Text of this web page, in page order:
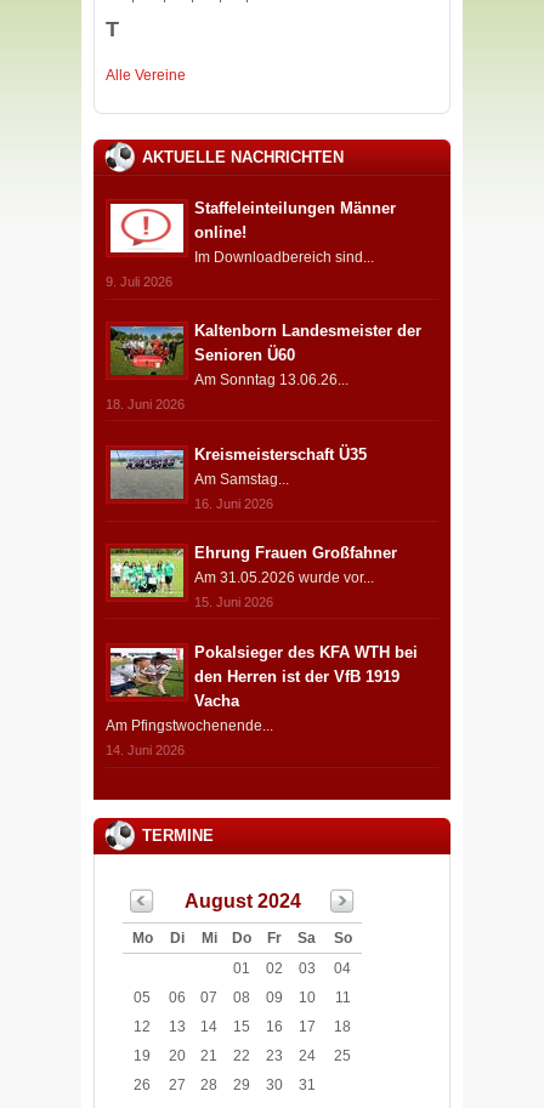
T
Alle Vereine
AKTUELLE NACHRICHTEN
Staffeleinteilungen Männer
online!
Im Downloadbereich sind...
9. Juli 2026
Kaltenborn Landesmeister der
Senioren Ü60
Am Sonntag 13.06.26...
18. Juni 2026
Kreismeisterschaft Ü35
Am Samstag...
16. Juni 2026
Ehrung Frauen Großfahner
Am 31.05.2026 wurde vor...
15. Juni 2026
Pokalsieger des KFA WTH bei
den Herren ist der VfB 1919
Vacha
Am Pfingstwochenende...
14. Juni 2026
TERMINE
August 2024
Mo Di Mi Do Fr Sa
So
01
02 03
04
05
06 07 08 09 10
11
12
13 14 15 16 17
18
19
20 21 22 23 24
25
26
27 28 29 30 31